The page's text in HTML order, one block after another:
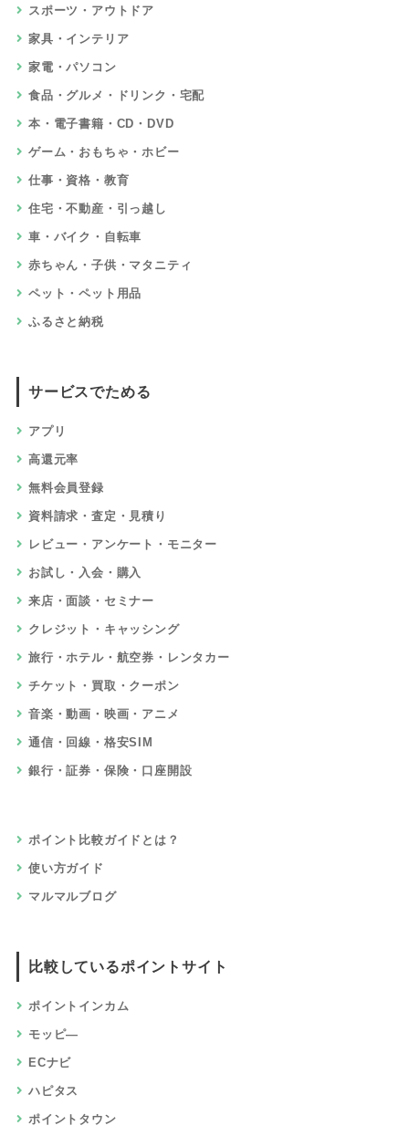
スポーツ・アウトドア
家具・インテリア
家電・パソコン
食品・グルメ・ドリンク・宅配
本・電子書籍・CD・DVD
ゲーム・おもちゃ・ホビー
仕事・資格・教育
住宅・不動産・引っ越し
車・バイク・自転車
赤ちゃん・子供・マタニティ
ペット・ペット用品
ふるさと納税
サービスでためる
アプリ
高還元率
無料会員登録
資料請求・査定・見積り
レビュー・アンケート・モニター
お試し・入会・購入
来店・面談・セミナー
クレジット・キャッシング
旅行・ホテル・航空券・レンタカー
チケット・買取・クーポン
音楽・動画・映画・アニメ
通信・回線・格安SIM
銀行・証券・保険・口座開設
ポイント比較ガイドとは？
使い方ガイド
マルマルブログ
比較しているポイントサイト
ポイントインカム
モッピ―
ECナビ
ハピタス
ポイントタウン